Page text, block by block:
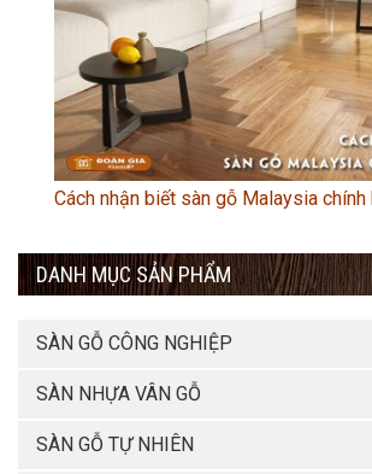
Cách nhận biết sàn gỗ Malaysia chính
DANH MỤC SẢN PHẨM
SÀN GỖ CÔNG NGHIỆP
SÀN NHỰA VÂN GỖ
SÀN GỖ TỰ NHIÊN